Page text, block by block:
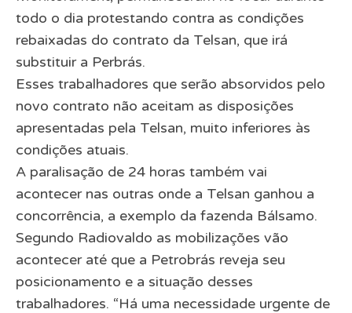
todo o dia protestando contra as condições
rebaixadas do contrato da Telsan, que irá
substituir a Perbrás.
Esses trabalhadores que serão absorvidos pelo
novo contrato não aceitam as disposições
apresentadas pela Telsan, muito inferiores às
condições atuais.
A paralisação de 24 horas também vai
acontecer nas outras onde a Telsan ganhou a
concorrência, a exemplo da fazenda Bálsamo.
Segundo Radiovaldo as mobilizações vão
acontecer até que a Petrobrás reveja seu
posicionamento e a situação desses
trabalhadores. “Há uma necessidade urgente de